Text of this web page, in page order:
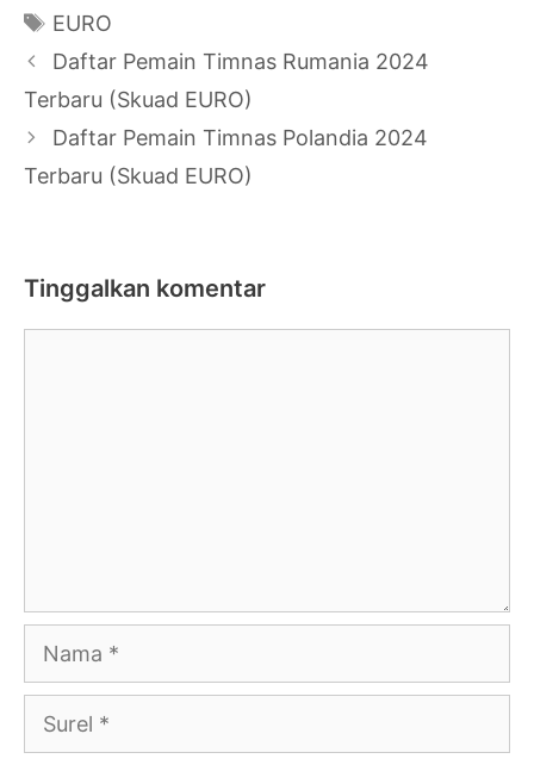
Tag
EURO
Navigasi
Tulisan
Daftar Pemain Timnas Rumania 2024
Terbaru (Skuad EURO)
Daftar Pemain Timnas Polandia 2024
Terbaru (Skuad EURO)
Tinggalkan komentar
Nama
Surel